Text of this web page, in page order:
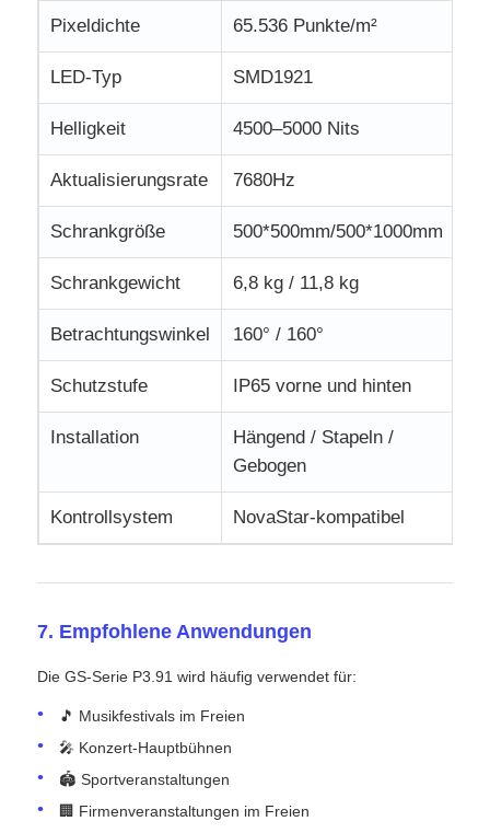
Pixeldichte 65.536 Punkte/m²
LED-Typ SMD1921
Helligkeit 4500–5000 Nits
Aktualisierungsrate 7680Hz
Schrankgröße 500*500mm/500*1000mm
Schrankgewicht 6,8 kg / 11,8 kg
Betrachtungswinkel 160° / 160°
Schutzstufe IP65 vorne und hinten
Installation
Hängend / Stapeln /
Gebogen
Kontrollsystem NovaStar-kompatibel
7. Empfohlene Anwendungen
Die GS-Serie P3.91 wird häufig verwendet für:
🎵 Musikfestivals im Freien
🎤 Konzert-Hauptbühnen
🏟 Sportveranstaltungen
🏢 Firmenveranstaltungen im Freien